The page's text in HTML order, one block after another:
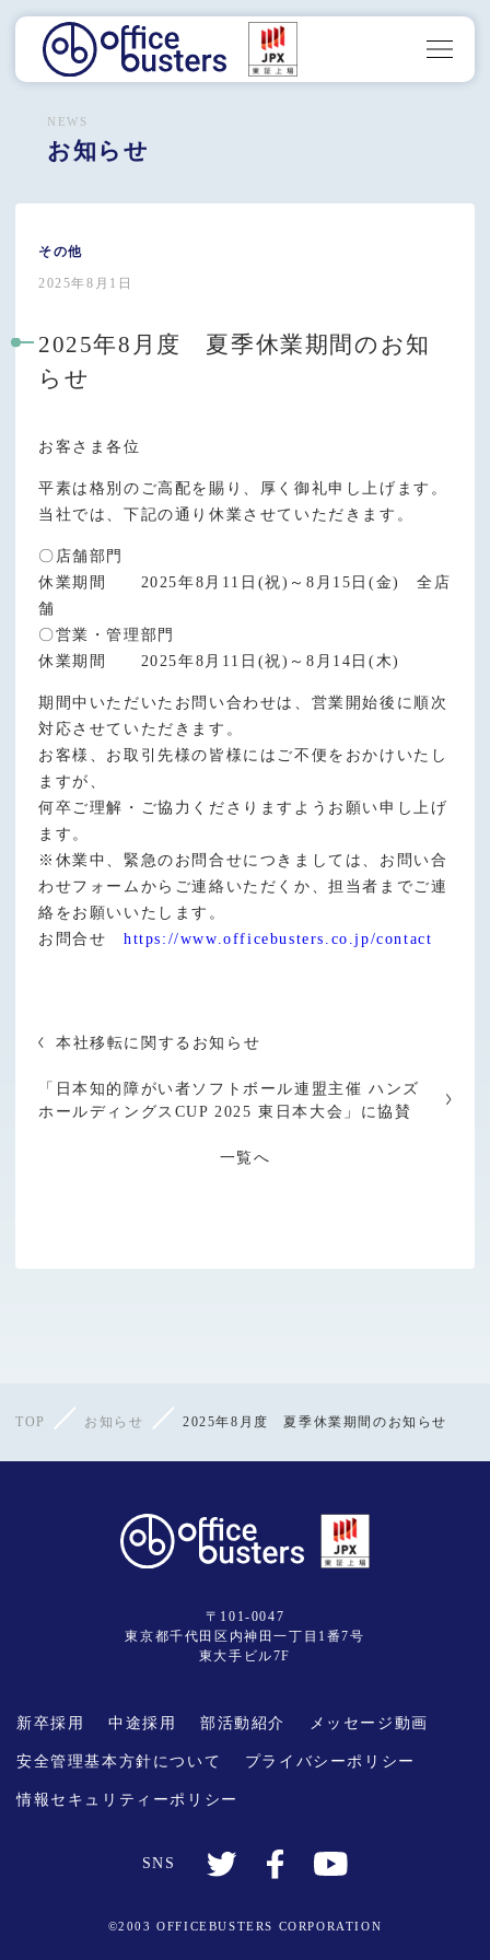
NEWS
お知らせ
その他
2025年8月1日
2025年8月度 夏季休業期間のお知
らせ
お客さま各位
平素は格別のご高配を賜り、厚く御礼申し上げます。
当社では、下記の通り休業させていただきます。
〇店舗部門
休業期間 2025年8月11日(祝)～8月15日(金) 全店
舗
〇営業・管理部門
休業期間 2025年8月11日(祝)～8月14日(木)
期間中いただいたお問い合わせは、営業開始後に順次
対応させていただきます。
お客様、お取引先様の皆様にはご不便をおかけいたし
ますが、
何卒ご理解・ご協力くださりますようお願い申し上げ
ます。
※休業中、緊急のお問合せにつきましては、お問い合
わせフォームからご連絡いただくか、担当者までご連
絡をお願いいたします。
お問合せ https://www.officebusters.co.jp/contact
本社移転に関するお知らせ
一覧へ
「日本知的障がい者ソフトボール連盟主催 ハンズ
ホールディングスCUP 2025 東日本大会」に協賛
TOP お知らせ 2025年8月度 夏季休業期間のお知らせ
〒101-0047
東京都千代田区内神田一丁目1番7号
東大手ビル7F
新卒採用 中途採用 部活動紹介 メッセージ動画
安全管理基本方針について プライバシーポリシー
情報セキュリティーポリシー
SNS
©2003 OFFICEBUSTERS CORPORATION